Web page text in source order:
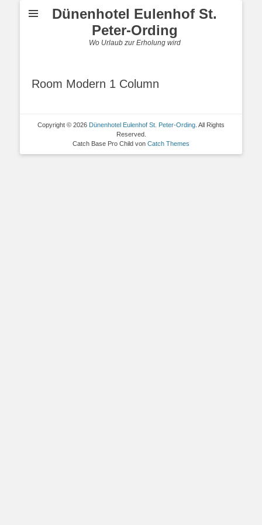
Dünenhotel Eulenhof St.
Peter-Ording
Wo Urlaub zur Erholung wird
Room Modern 1 Column
Copyright © 2026 Dünenhotel Eulenhof St. Peter-Ording . All Rights
Reserved.
Catch Base Pro Child von Catch Themes